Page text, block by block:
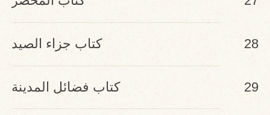
28 كتاب جزاء الصيد
29 كتاب فضائل المدينة